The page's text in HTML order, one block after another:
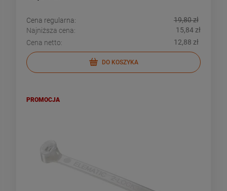
Cena regularna:
19,80 zł
Najniższa cena:
15,84 zł
Cena netto:
12,88 zł
DO KOSZYKA
PROMOCJA